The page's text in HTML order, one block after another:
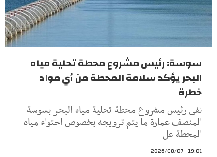
سوسة: رئيس مشروع محطة تحلية مياه
البحر يؤكد سلامة المحطة من أي مواد
خطرة
نفى رئيس مشروع محطة تحلية مياه البحر بسوسة
المنصف عمارة ما يتم ترويجه بخصوص احتواء مياه
المحطة عل
19:01 - 2026/08/07